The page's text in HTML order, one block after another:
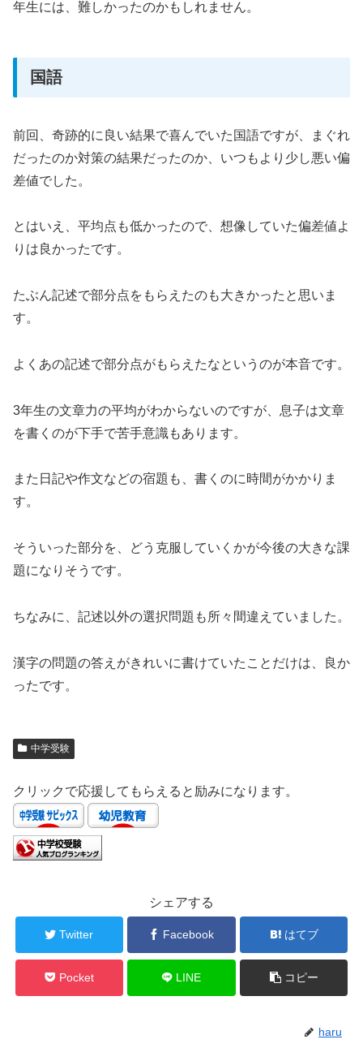
年生には、難しかったのかもしれません。
国語
前回、奇跡的に良い結果で喜んでいた国語ですが、まぐれ
だったのか対策の結果だったのか、いつもより少し悪い偏
差値でした。
とはいえ、平均点も低かったので、想像していた偏差値よ
りは良かったです。
たぶん記述で部分点をもらえたのも大きかったと思いま
す。
よくあの記述で部分点がもらえたなというのが本音です。
3年生の文章力の平均がわからないのですが、息子は文章
を書くのが下手で苦手意識もあります。
また日記や作文などの宿題も、書くのに時間がかかりま
す。
そういった部分を、どう克服していくかが今後の大きな課
題になりそうです。
ちなみに、記述以外の選択問題も所々間違えていました。
漢字の問題の答えがきれいに書けていたことだけは、良か
ったです。
中学受験
クリックで応援してもらえると励みになります。
シェアする
Twitter Facebook はてブ
Pocket LINE コピー
haru